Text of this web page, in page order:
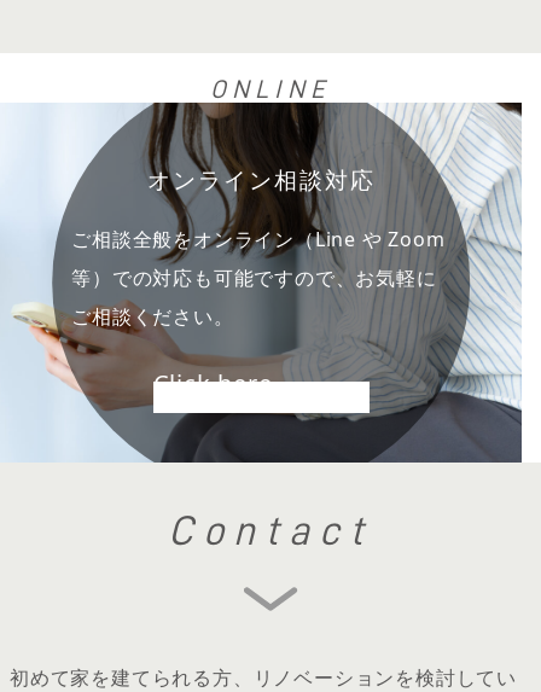
ONLINE
オンライン相談対応
ご相談全般をオンライン（Line や Zoom
等）での対応も可能ですので、お気軽に
ご相談ください。
Click here
Contact
初めて家を建てられる方、リノベーションを検討してい